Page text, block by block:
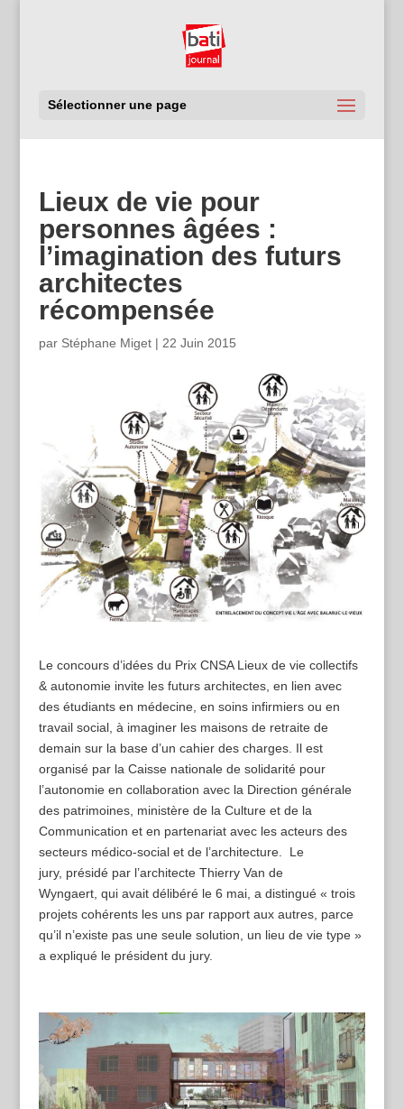
Sélectionner une page
Lieux de vie pour
personnes âgées :
l’imagination des futurs
architectes
récompensée
par Stéphane Miget| 22 Juin 2015
Le concours d’idées du Prix CNSA Lieux de vie collectifs
& autonomie invite les futurs architectes, en lien avec
des étudiants en médecine, en soins infirmiers ou en
travail social, à imaginer les maisons de retraite de
demain sur la base d’un cahier des charges. Il est
organisé par la Caisse nationale de solidarité pour
l’autonomie en collaboration avec la Direction générale
des patrimoines, ministère de la Culture et de la
Communication et en partenariat avec les acteurs des
secteurs médico-social et de l’architecture. Le
jury, présidé par l’architecte Thierry Van de
Wyngaert, qui avait délibéré le 6 mai, a distingué « trois
projets cohérents les uns par rapport aux autres, parce
qu’il n’existe pas une seule solution, un lieu de vie type »
a expliqué le président du jury.